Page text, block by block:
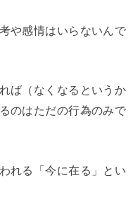
や感情はいらないんで
ば（なくなるというか
のはただの行為のみで
れる「今に在る」とい